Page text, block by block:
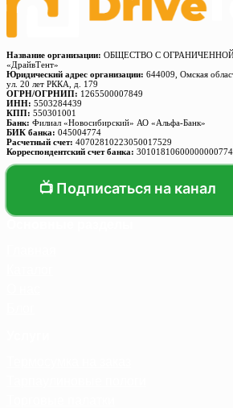
Название организации: ОБЩЕСТВО С
«ДрайвТент»
Юридический адрес организации: 644009, Омская
ул. 20 лет РККА, д. 179
ОГРН/ОГРНИП: 1265500007849
ИНН: 5503284439
КПП: 550301001
Банк: Филиал «Новосибирский» АО «Альфа-Банк»
БИК банка: 045004774
Расчетный счет: 40702810223050017529
Корреспондентский счет банка: 30101810600000000774
📺 Подписаться на канал